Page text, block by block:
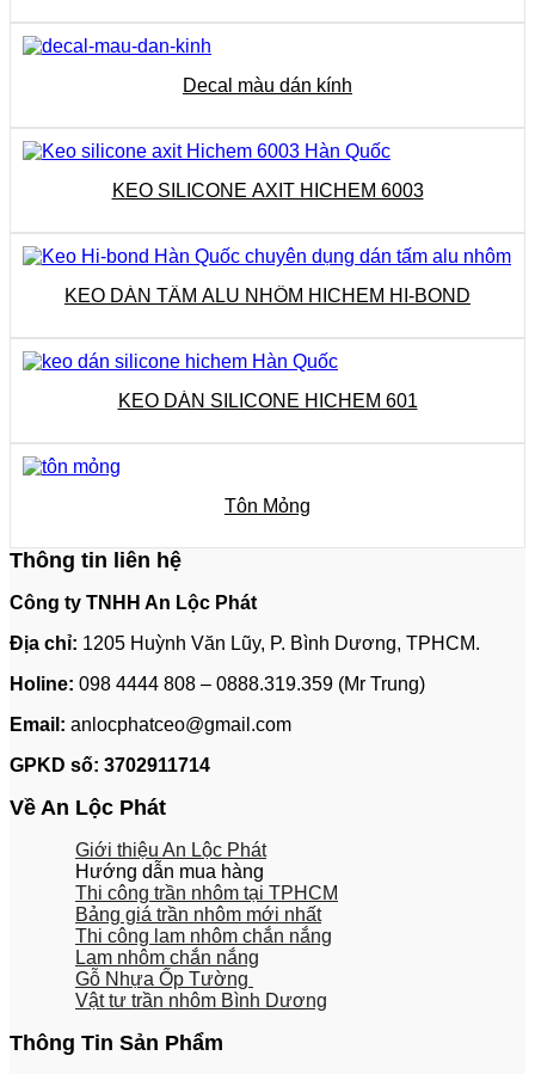
Decal màu dán kính
KEO SILICONE AXIT HICHEM 6003
KEO DÁN TẤM ALU NHÔM HICHEM HI-BOND
KEO DÁN SILICONE HICHEM 601
Tôn Mỏng
Thông tin liên hệ
Công ty TNHH An Lộc Phát
Địa chỉ: 1205 Huỳnh Văn Lũy, P. Bình Dương, TPHCM.
Holine: 098 4444 808 – 0888.319.359 (Mr Trung)
Email: anlocphatceo@gmail.com
GPKD số: 3702911714
Về An Lộc Phát
Giới thiệu An Lộc Phát
Hướng dẫn mua hàng
Thi công trần nhôm tại TPHCM
Bảng giá trần nhôm mới nhất
Thi công lam nhôm chắn nắng
Lam nhôm chắn nắng
Gỗ Nhựa Ốp Tường
Vật tư trần nhôm Bình Dương
Thông Tin Sản Phẩm